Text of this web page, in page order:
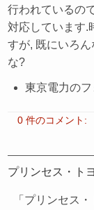
行われているの
対応しています.
すが, 既にいろ
な?
東京電力の
0 件のコメント:
プリンセス・ト
「プリンセス